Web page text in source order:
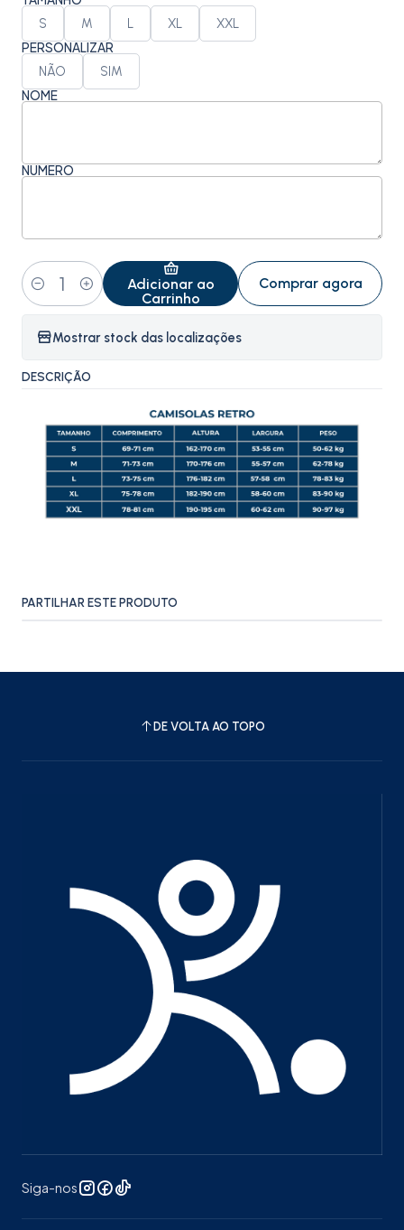
S M L XL XXL
PERSONALIZAR
NÃO SIM
NOME
NÚMERO
Quantidade
Adicionar ao
Carrinho
Comprar agora
Mostrar stock das localizações
DESCRIÇÃO
PARTILHAR ESTE PRODUTO
DE VOLTA AO TOPO
Siga-nos